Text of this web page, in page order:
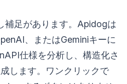
補足があります。Apidogは
、またはGeminiキーに
仕様を分析し、構造化さ
します。ワンクリックで